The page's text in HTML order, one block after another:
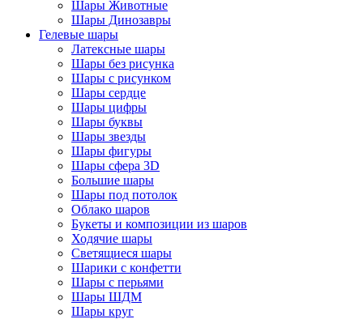
Шары Животные
Шары Динозавры
Гелевые шары
Латексные шары
Шары без рисунка
Шары с рисунком
Шары сердце
Шары цифры
Шары буквы
Шары звезды
Шары фигуры
Шары сфера 3D
Большие шары
Шары под потолок
Облако шаров
Букеты и композиции из шаров
Ходячие шары
Светящиеся шары
Шарики с конфетти
Шары с перьями
Шары ШДМ
Шары круг